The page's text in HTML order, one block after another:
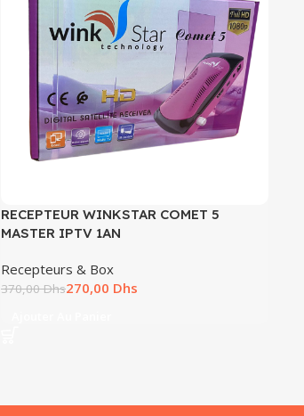
RECEPTEUR WINKSTAR COMET 5
MASTER IPTV 1AN
Recepteurs & Box
370,00Dhs270,00 Dhs